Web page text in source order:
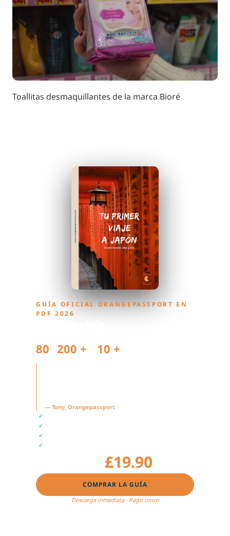
Toallitas desmaquillantes de la marca Bioré
GUÍA OFICIAL ORANGEPASSPORT EN
PDF 2026
80 200 + 10 +
— Tony, Orangepassport
✓
✓
✓
✓
£19.90
COMPRAR LA GUÍA
Descarga inmediata · Pago único